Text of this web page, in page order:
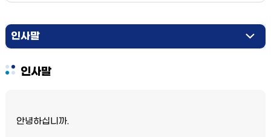
인사말
인사말
안녕하십니까.